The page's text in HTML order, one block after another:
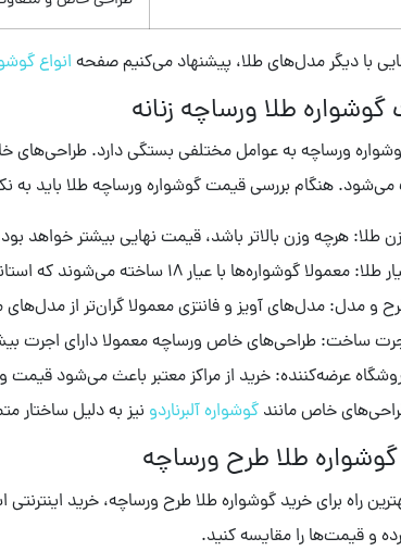
با دیگر مدل‌های طلا، پیشنهاد می‌کنیم صفحه انواع
طلا ورساچه زنانه
ورساچه به عوامل مختلفی بستگی دارد. طراحی‌های
می‌شود. هنگام بررسی قیمت گوشواره ورساچه طلا باید به
طلا: هرچه وزن بالاتر باشد، قیمت نهایی بیشتر خواهد
طلا: معمولا گوشواره‌ها با عیار 18 ساخته می‌شوند که استاندارد رایج در ایران است.
و مدل: مدل‌های آویز و فانتزی معمولا گران‌تر از
ساخت: طراحی‌های خاص ورساچه معمولا دارای اجرت
عرضه‌کننده: خرید از مراکز معتبر باعث می‌شود قیمت
خاص مانندگوشواره آلبرناردو نیز به دلیل ساختار
طلا طرح ورساچه
راه برای خرید گوشواره طلا طرح ورساچه، خرید
و قیمت‌ها را مقایسه کنید.